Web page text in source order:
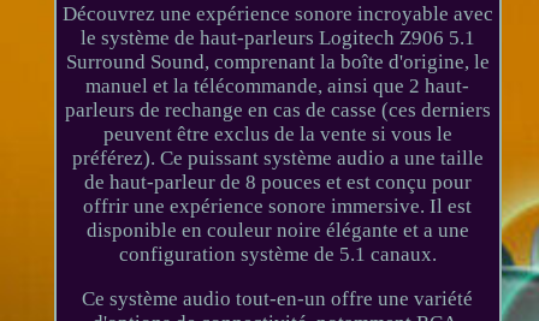
Découvrez une expérience sonore incroyable avec
le système de haut-parleurs Logitech Z906 5.1
Surround Sound, comprenant la boîte d'origine, le
manuel et la télécommande, ainsi que 2 haut-
parleurs de rechange en cas de casse (ces derniers
peuvent être exclus de la vente si vous le
préférez). Ce puissant système audio a une taille
de haut-parleur de 8 pouces et est conçu pour
offrir une expérience sonore immersive. Il est
disponible en couleur noire élégante et a une
configuration système de 5.1 canaux.
Ce système audio tout-en-un offre une variété